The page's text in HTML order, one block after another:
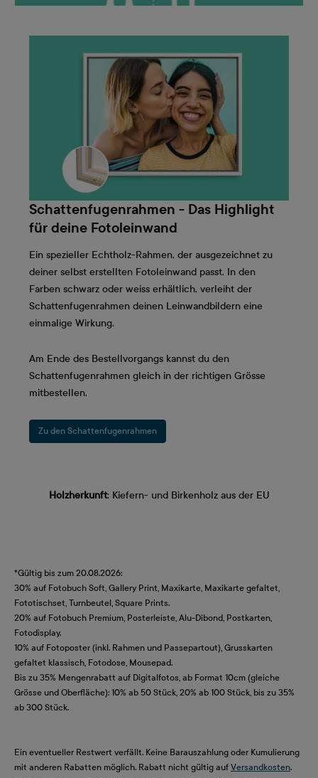
Schattenfugenrahmen - Das Highlight
für deine Fotoleinwand
Ein spezieller Echtholz-Rahmen, der ausgezeichnet zu
deiner selbst erstellten Fotoleinwand passt. In den
Farben schwarz oder weiss erhältlich, verleiht der
Schattenfugenrahmen deinen Leinwandbildern eine
einmalige Wirkung.
Am Ende des Bestellvorgangs kannst du den
Schattenfugenrahmen gleich in der richtigen Grösse
mitbestellen.
Zu den Schattenfugenrahmen
Holzherkunft: Kiefern- und Birkenholz aus der EU
*Gültig bis zum 20.08.2026:
30% auf Fotobuch Soft, Gallery Print, Maxikarte, Maxikarte gefaltet,
Fototischset, Turnbeutel, Square Prints.
20% auf Fotobuch Premium, Posterleiste, Alu-Dibond, Postkarten,
Fotodisplay.
10% auf Fotoposter (inkl. Rahmen und Passepartout), Grusskarten
gefaltet klassisch, Fotodose, Mousepad.
Bis zu 35% Mengenrabatt auf Digitalfotos, ab Format 10cm (gleiche
Grösse und Oberfläche): 10% ab 50 Stück, 20% ab 100 Stück, bis zu 35%
ab 300 Stück.
Ein eventueller Restwert verfällt. Keine Barauszahlung oder Kumulierung
mit anderen Rabatten möglich. Rabatt nicht gültig auf Versandkosten.